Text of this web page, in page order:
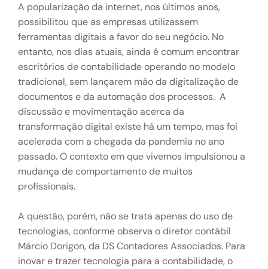
A popularização da internet, nos últimos anos,
possibilitou que as empresas utilizassem
ferramentas digitais a favor do seu negócio. No
entanto, nos dias atuais, ainda é comum encontrar
escritórios de contabilidade operando no modelo
tradicional, sem lançarem mão da digitalização de
documentos e da automação dos processos. A
discussão e movimentação acerca da
transformação digital existe há um tempo, mas foi
acelerada com a chegada da pandemia no ano
passado. O contexto em que vivemos impulsionou a
mudança de comportamento de muitos
profissionais.
A questão, porém, não se trata apenas do uso de
tecnologias, conforme observa o diretor contábil
Márcio Dorigon, da DS Contadores Associados. Para
inovar e trazer tecnologia para a contabilidade, o